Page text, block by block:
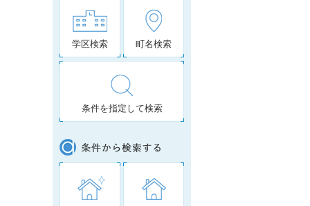
学区検索 町名検索
条件を指定して検索